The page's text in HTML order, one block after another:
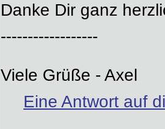
Danke Dir ganz
------------------
Viele Grüße - Axel
Eine Antwort auf